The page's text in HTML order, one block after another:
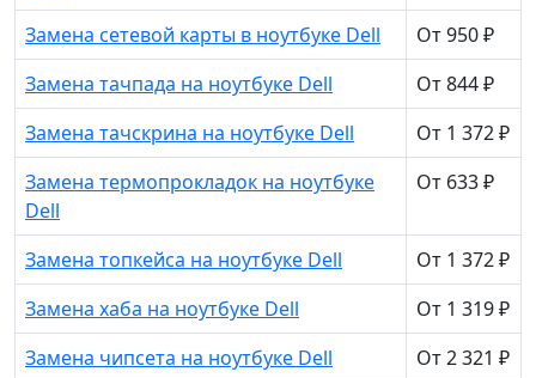
Замена сетевой карты в ноутбуке Dell
От 950 ₽
Замена тачпада на ноутбуке Dell
От 844 ₽
Замена тачскрина на ноутбуке Dell
От 1 372 ₽
Замена термопрокладок на ноутбуке
Dell
От 633 ₽
Замена топкейса на ноутбуке Dell
От 1 372 ₽
Замена хаба на ноутбуке Dell
От 1 319 ₽
Замена чипсета на ноутбуке Dell
От 2 321 ₽